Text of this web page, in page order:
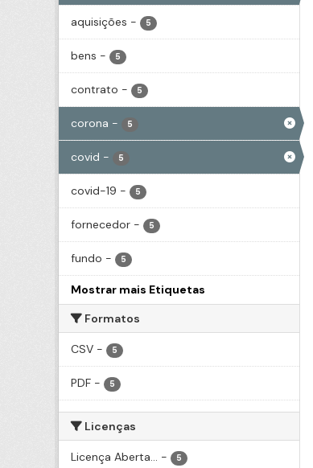
aquisições - 5
bens - 5
contrato - 5
corona - 5
covid - 5
covid-19 - 5
fornecedor - 5
fundo - 5
Mostrar mais Etiquetas
Formatos
CSV - 5
PDF - 5
Licenças
Licença Aberta... - 5